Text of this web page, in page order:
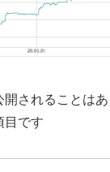
されることはあ
目です